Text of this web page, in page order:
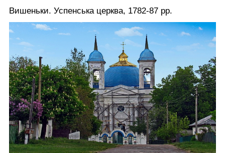
Вишеньки. Успенська церква, 1782-87 рр.